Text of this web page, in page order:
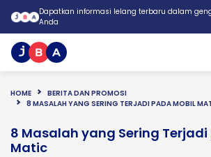
Dapatkan informasi lelang terbaru dalam
Anda
HOME
BERITA DAN PROMOSI
8 MASALAH YANG SERING TERJADI PADA MOBIL
8 Masalah yang Sering
Matic